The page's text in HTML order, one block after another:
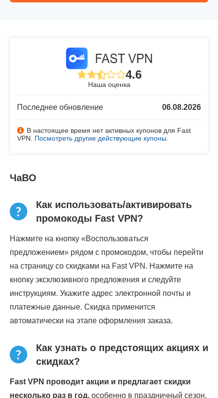
4.6
Наша оценка
Последнее обновление 06.08.2026
В настоящее время нет активных купонов для Fast
VPN. Посмотреть другие действующие купоны
ЧаВО
Как использовать/активировать
промокоды Fast VPN?
Нажмите на кнопку «Воспользоваться
предложением» рядом с промокодом, чтобы перейти
на страницу со скидками на Fast VPN. Нажмите на
кнопку эксклюзивного предложения и следуйте
инструкциям. Укажите адрес электронной почты и
платежные данные. Скидка применится
автоматически на этапе оформления заказа.
Как узнать о предстоящих акциях и
скидках?
Fast VPN проводит акции и предлагает скидки
несколько раз в год, особенно в праздничный сезон,